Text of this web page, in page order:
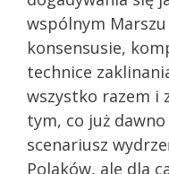
wspólnym
konsensusie,
technice
wszystko razem i
tym, co już
scenariusz
Polaków, ale dla